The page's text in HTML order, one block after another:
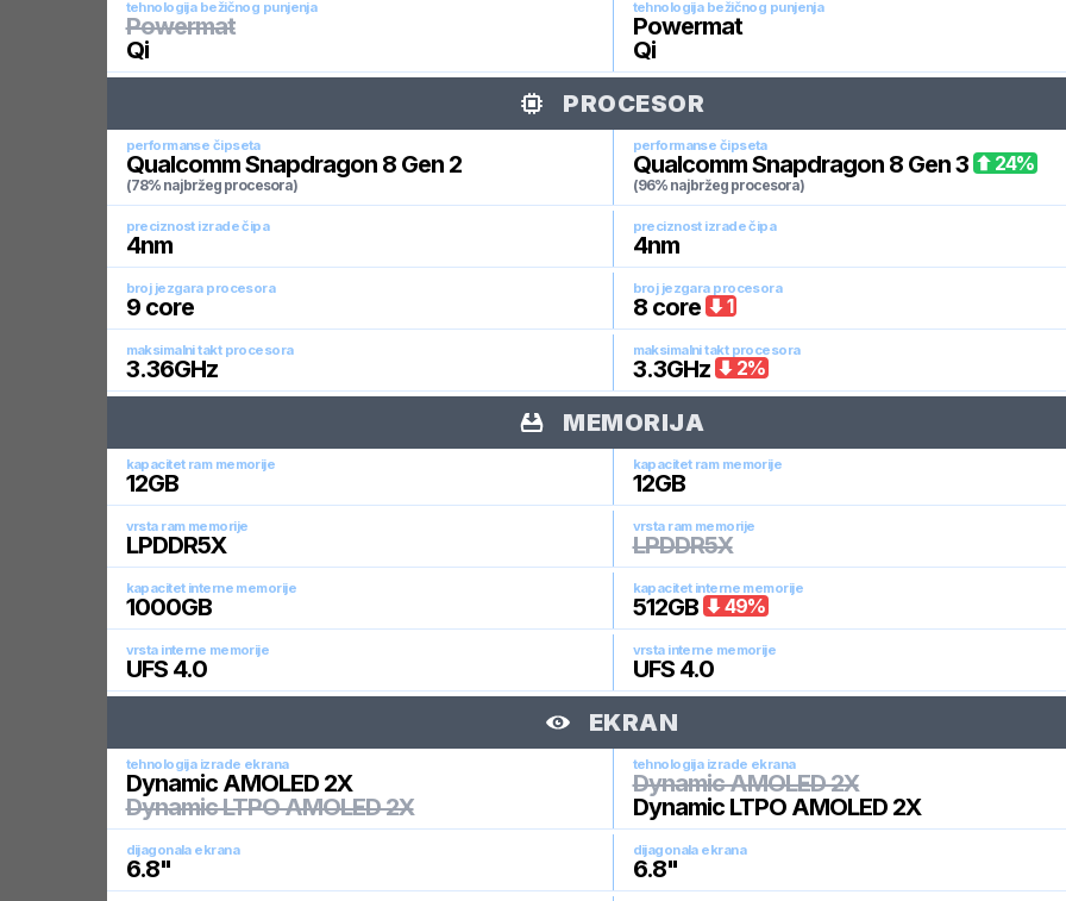
tehnologija bežičnog punjenja
Powermat
Qi
tehnologija bežičnog punjenja
Powermat
Qi
PROCESOR
performanse čipseta
Qualcomm Snapdragon 8 Gen 2
(78% najbržeg procesora)
performanse čipseta
Qualcomm Snapdragon 8 Gen 3
(96% najbržeg procesora)
24%
preciznost izrade čipa
4nm
preciznost izrade čipa
4nm
broj jezgara procesora
9core
broj jezgara procesora
8core 1
maksimalni takt procesora
3.36GHz
maksimalni takt procesora
3.3GHz 2%
MEMORIJA
kapacitet ram memorije
12GB
kapacitet ram memorije
12GB
vrsta ram memorije
LPDDR5X
vrsta ram memorije
LPDDR5X
kapacitet interne memorije
1000GB
kapacitet interne memorije
512GB 49%
vrsta interne memorije
UFS 4.0
vrsta interne memorije
UFS 4.0
EKRAN
tehnologija izrade ekrana
Dynamic AMOLED 2X
Dynamic LTPO AMOLED 2X
tehnologija izrade ekrana
Dynamic AMOLED 2X
Dynamic LTPO AMOLED 2X
dijagonala ekrana
6.8"
dijagonala ekrana
6.8"